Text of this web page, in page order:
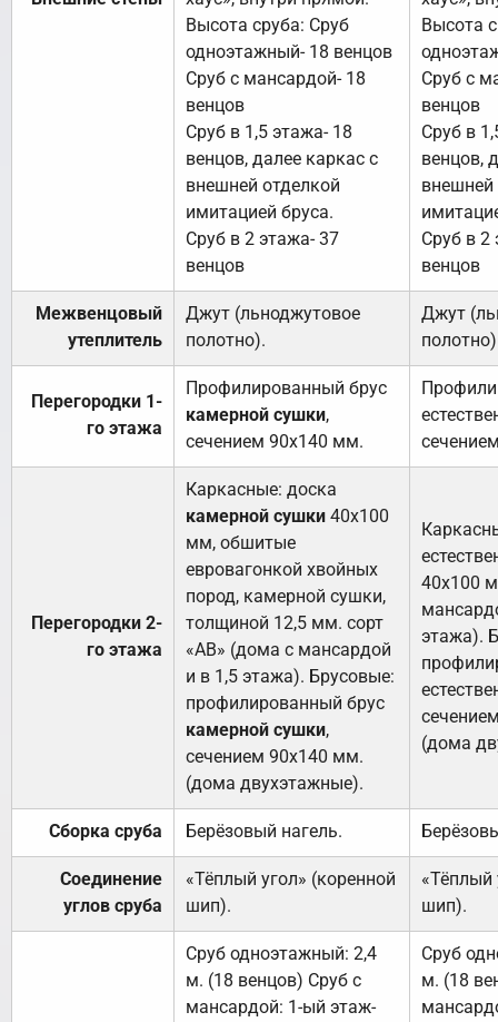
Высота сруба: Сруб
одноэтажный- 18 венцов
Сруб с мансардой- 18
венцов
Сруб в 1,5 этажа- 18
венцов, далее каркас с
внешней отделкой
имитацией бруса.
Сруб в 2 этажа- 37
венцов
Высота
Сруб с
венцов
Сруб в
венцов,
внешней
Сруб в 2
венцов
Межвенцовый
утеплитель
Джут (льноджутовое
полотно).
Джут
Перегородки 1-
го этажа
Профилированный брус
камерной сушки,
сечением 90х140 мм.
Перегородки 2-
го этажа
Каркасные: доска
камерной сушки 40х100
мм, обшитые
евровагонкой хвойных
пород, камерной сушки,
толщиной 12,5 мм. сорт
«АВ» (дома с мансардой
и в 1,5 этажа). Брусовые:
профилированный брус
камерной сушки,
сечением 90х140 мм.
(дома двухэтажные).
40х100
этажа).
(дома
Сборка сруба Берёзовый нагель.
Соединение
углов сруба
«Тёплый угол» (коренной
шип).
«Тёплый
шип).
Сруб одноэтажный: 2,4
м. (18 венцов) Сруб с
мансардой: 1-ый этаж-
Сруб
м. (18